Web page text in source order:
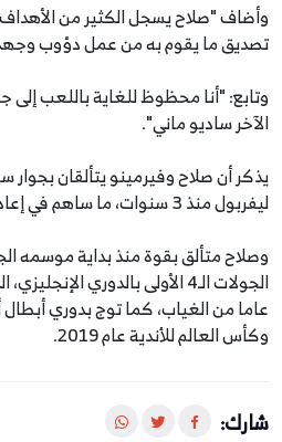
وأضاف "صلاح يسجل الكثير من
تصديق ما يقوم به من عمل دؤوب
وتابع: "أنا محظوظ للغاية باللعب إلى
الآخر ساديو ماني".
يذكر أن صلاح وفيرمينو يتألقان
ليفربول منذ 3 سنوات، ما ساهم في إعادة "الريدز" لمنصات التتويج.
عاما من الغياب، كما توج بدوري أبطال
وكأس العالم للأندية عام 2019.
شارك: